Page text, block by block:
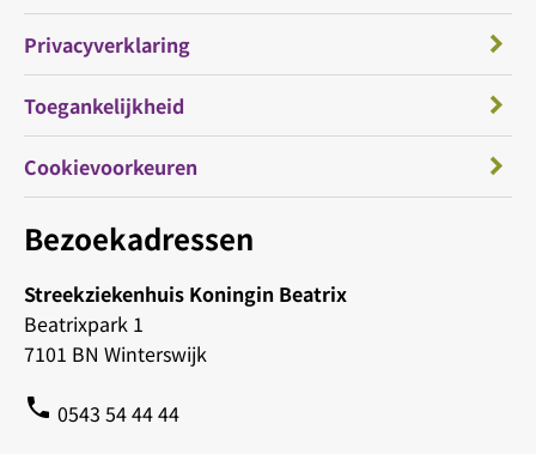
Bezoekadressen
Streekziekenhuis Koningin Beatrix
Beatrixpark 1
7101 BN Winterswijk
phone 0543 54 44 44
Privacyverklaring
Toegankelijkheid
Cookievoorkeuren